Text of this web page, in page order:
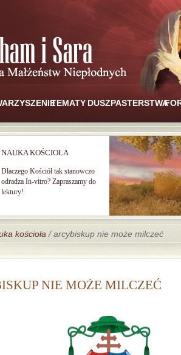
TEMATY DUSZPASTERSTWA
NAUKA KOŚCIOŁA
Dlaczego Kościół tak stanowczo
odradza In-vitro? Zapraszamy do
lektury!
kościoła / arcybiskup nie może milczeć
NIE MOŻE MILCZEĆ